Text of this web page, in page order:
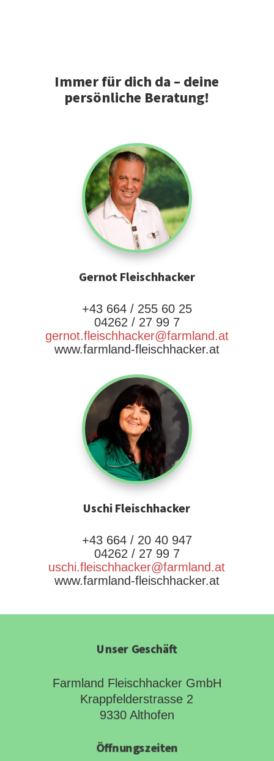
Immer für dich da – deine
persönliche Beratung!
Gernot Fleischhacker
+43 664 / 255 60 25
04262 / 27 99 7
gernot.fleischhacker@farmland.at
www.farmland-fleischhacker.at
Uschi Fleischhacker
+43 664 / 20 40 947
04262 / 27 99 7
uschi.fleischhacker@farmland.at
www.farmland-fleischhacker.at
Unser Geschäft
Farmland Fleischhacker GmbH
Krappfelderstrasse 2
9330 Althofen
Öffnungszeiten